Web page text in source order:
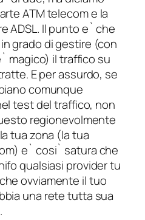
ATM telecom e la
ADSL. Il punto e` che
grado di gestire (con
magico) il traffico su
E per assurdo, se
comunque
test del traffico, non
regionevolmente
tua zona (la tua
e` cosi` satura che
qualsiasi provider tu
ovviamente il tuo
una rete tutta sua